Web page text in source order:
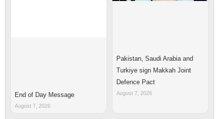
End of Day Message
August 7, 2026
Pakistan, Saudi Arabia and
Turkiye sign Makkah Joint
Defence Pact
August 7, 2026